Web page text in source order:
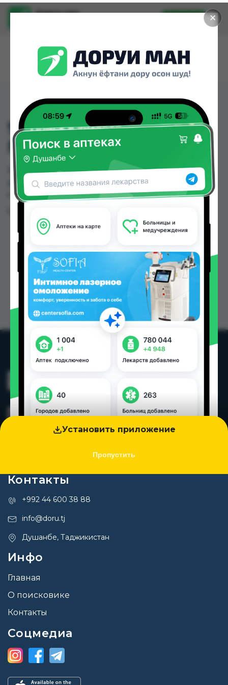
✕
Установить приложение
Пропустить
Доруи ман
Установить
9004 ЗУБНОЯ
ПАРАШОК 50МГ
9004 ЗУБНОЯ ПАРАШОК 50МГ можно купить
или заказать в аптеках Душанбе и других
городах Таджикистана
Контакты
+992 44 600 38 88
info@doru.tj
Душанбе, Таджикистан
Инфо
Главная
О поисковике
Контакты
Соцмедиа